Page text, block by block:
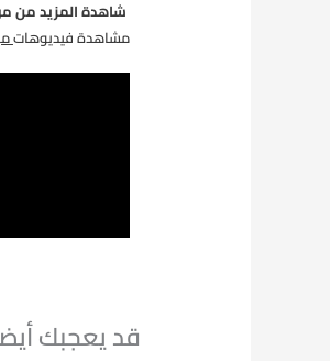
شاهدة المزيد من
مشاهدة فيديوهات
قد يعجبك